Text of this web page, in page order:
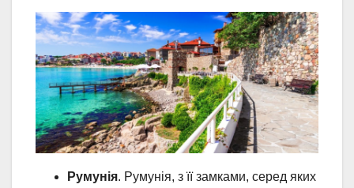
Румунія. Румунія, з її замками, серед яких